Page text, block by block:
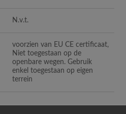
N.v.t.
voorzien van EU CE certificaat,
Niet toegestaan op de
openbare wegen. Gebruik
enkel toegestaan op eigen
terrein